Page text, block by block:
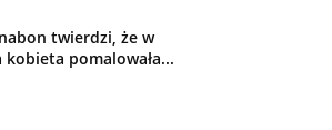
twierdzi, że w
pomalowała...